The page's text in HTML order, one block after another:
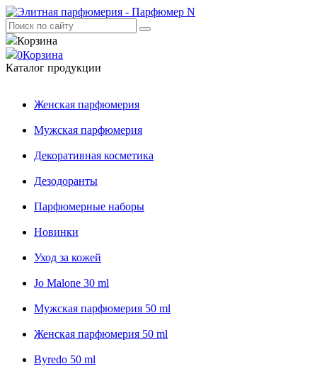
Корзина
0Корзина
Каталог продукции
Женская парфюмерия
Мужская парфюмерия
Декоративная косметика
Дезодоранты
Парфюмерные наборы
Новинки
Уход за кожей
Jo Malone 30 ml
Мужская парфюмерия 50 ml
Женская парфюмерия 50 ml
Byredo 50 ml